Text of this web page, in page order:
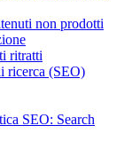
non prodotti
ritratti
ricerca (SEO)
SEO: Search